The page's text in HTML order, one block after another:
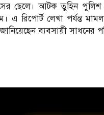
ছেলে। আটক তুহিন পুলিশ
লেখা পর্যন্ত
ব্যবসায়ী সাধনের